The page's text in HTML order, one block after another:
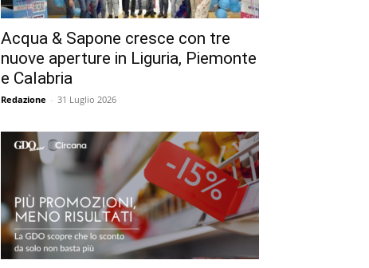
Acqua & Sapone cresce con tre
nuove aperture in Liguria, Piemonte
e Calabria
Redazione - 31 Luglio 2026